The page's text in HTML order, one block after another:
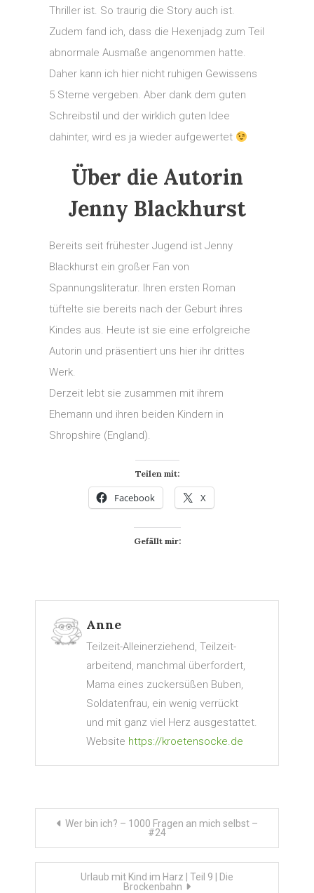
Thriller ist. So traurig die Story auch ist.
Zudem fand ich, dass die Hexenjadg zum Teil
abnormale Ausmaße angenommen hatte.
Daher kann ich hier nicht ruhigen Gewissens
5 Sterne vergeben. Aber dank dem guten
Schreibstil und der wirklich guten Idee
dahinter, wird es ja wieder aufgewertet
Über die Autorin
Jenny Blackhurst
Bereits seit frühester Jugend ist Jenny
Blackhurst ein großer Fan von
Spannungsliteratur. Ihren ersten Roman
tüftelte sie bereits nach der Geburt ihres
Kindes aus. Heute ist sie eine erfolgreiche
Autorin und präsentiert uns hier ihr drittes
Werk.
Derzeit lebt sie zusammen mit ihrem
Ehemann und ihren beiden Kindern in
Shropshire (England).
Teilen mit:
Facebook X
Gefällt mir:
Anne
Teilzeit-Alleinerziehend, Teilzeit-
arbeitend, manchmal überfordert,
Mama eines zuckersüßen Buben,
Soldatenfrau, ein wenig verrückt
und mit ganz viel Herz ausgestattet.
Website https://kroetensocke.de
Beitragsnavigation
Wer bin ich? – 1000 Fragen an mich selbst –
#24
Urlaub mit Kind im Harz | Teil 9 | Die
Brockenbahn